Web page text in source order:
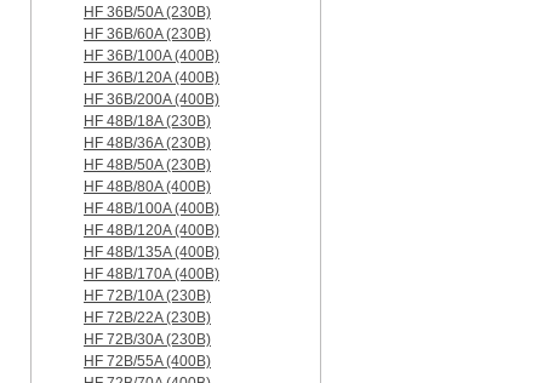
HF 36B/50A (230B)
HF 36B/60A (230B)
HF 36B/100A (400B)
HF 36B/120A (400B)
HF 36B/200A (400B)
HF 48B/18A (230B)
HF 48B/36A (230B)
HF 48B/50A (230B)
HF 48B/80A (400B)
HF 48B/100A (400B)
HF 48B/120A (400B)
HF 48B/135A (400B)
HF 48B/170A (400B)
HF 72B/10A (230B)
HF 72B/22A (230B)
HF 72B/30A (230B)
HF 72B/55A (400B)